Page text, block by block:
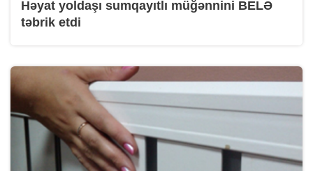
Həyat yoldaşı sumqayıtlı müğənnini BELƏ
təbrik etdi